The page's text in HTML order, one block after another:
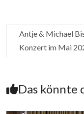
Antje & Michael
Konzert im Mai
Das könnte